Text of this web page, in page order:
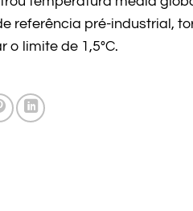
referência pré-industrial,
limite de 1,5°C.